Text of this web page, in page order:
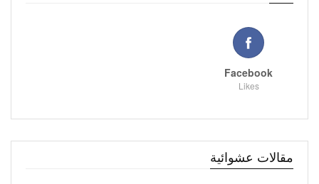
Facebook
Likes
مقالات عشوائية